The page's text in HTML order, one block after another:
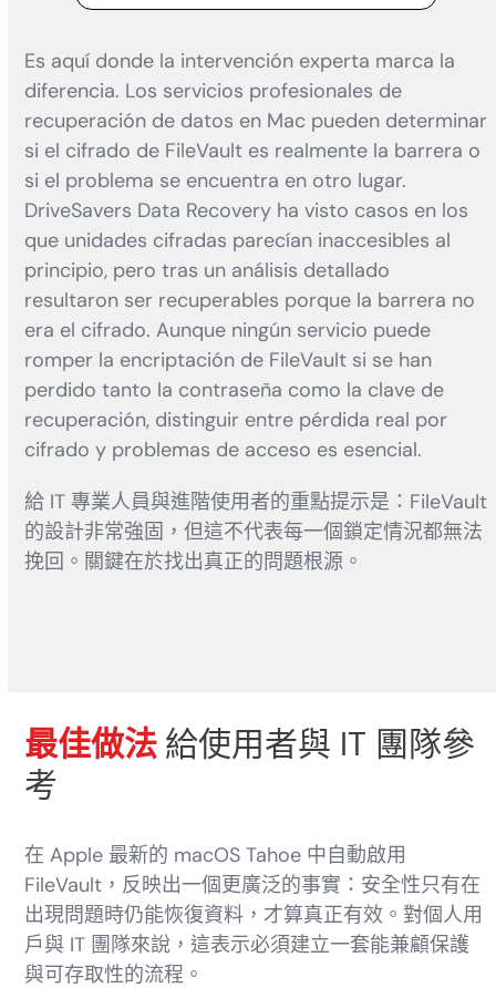
Es aquí donde la intervención experta marca la
diferencia. Los servicios profesionales de
recuperación de datos en Mac pueden determinar
si el cifrado de FileVault es realmente la barrera o
si el problema se encuentra en otro lugar.
DriveSavers Data Recovery ha visto casos en los
que unidades cifradas parecían inaccesibles al
principio, pero tras un análisis detallado
resultaron ser recuperables porque la barrera no
era el cifrado. Aunque ningún servicio puede
romper la encriptación de FileVault si se han
perdido tanto la contraseña como la clave de
recuperación, distinguir entre pérdida real por
cifrado y problemas de acceso es esencial.
給 IT 專業人員與進階使用者的重點提示是：FileVault
的設計非常強固，但這不代表每一個鎖定情況都無法
挽回。關鍵在於找出真正的問題根源。
最佳做法 給使用者與 IT 團隊參
考
在 Apple 最新的 macOS Tahoe 中自動啟用
FileVault，反映出一個更廣泛的事實：安全性只有在
出現問題時仍能恢復資料，才算真正有效。對個人用
戶與 IT 團隊來說，這表示必須建立一套能兼顧保護
與可存取性的流程。